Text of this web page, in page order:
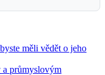
měli vědět o jeho
a průmyslovým